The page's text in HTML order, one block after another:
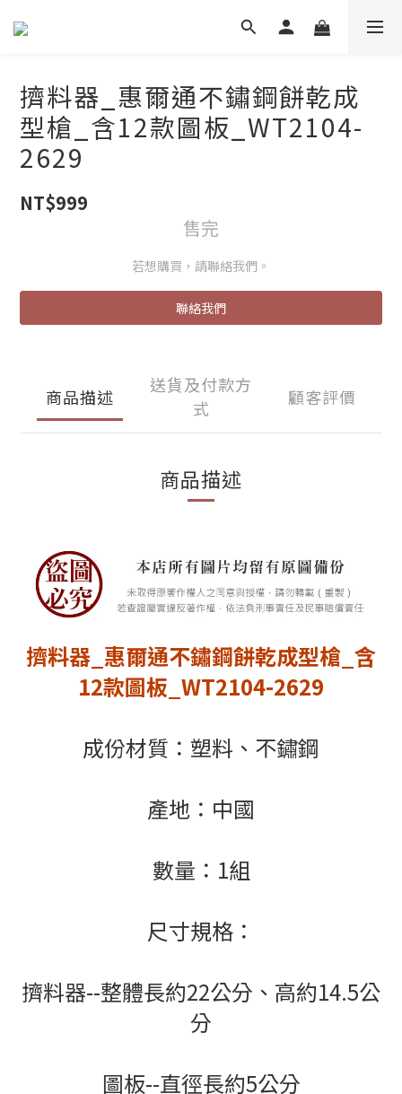
擠料器_惠爾通不鏽鋼餅乾成
型槍_含12款圖板_WT2104-
2629
NT$999
售完
若想購買，請聯絡我們。
聯絡我們
商品描述
送貨及付款方
式
顧客評價
商品描述
擠料器_惠爾通不鏽鋼餅乾成型槍_含
12款圖板_WT2104-2629
成份材質：塑料、不鏽鋼
產地：中國
數量：1組
尺寸規格：
擠料器--整體長約22公分、高約14.5公
分
圖板--直徑長約5公分